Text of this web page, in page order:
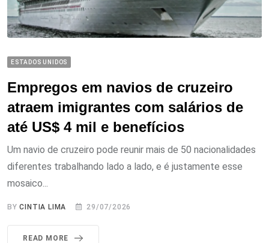
ESTADOS UNIDOS
Empregos em navios de cruzeiro
atraem imigrantes com salários de
até US$ 4 mil e benefícios
Um navio de cruzeiro pode reunir mais de 50 nacionalidades
diferentes trabalhando lado a lado, e é justamente esse
mosaico...
BYCINTIA LIMA 29/07/2026
READ MORE